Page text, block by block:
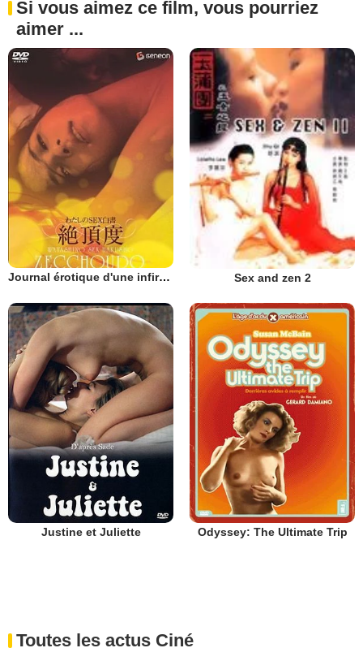
Si vous aimez ce film, vous pourriez
aimer ...
Journal érotique d'une infirmière Sex and zen 2
Justine et Juliette Odyssey: The Ultimate Trip
Toutes les actus Ciné